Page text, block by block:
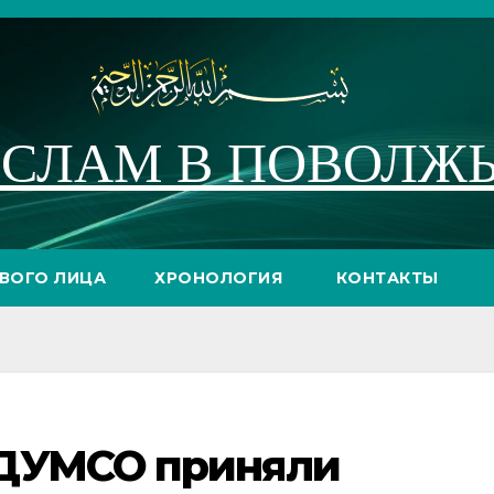
В
ЛИЦА ХРОНОЛОГИЯ КОНТАКТЫ
приняли